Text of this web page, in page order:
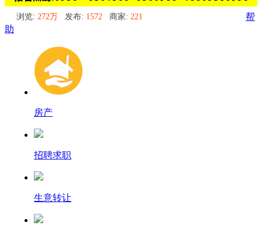
浏览: 272万 发布: 1572 商家: 221
帮
助
房产
招聘求职
生意转让